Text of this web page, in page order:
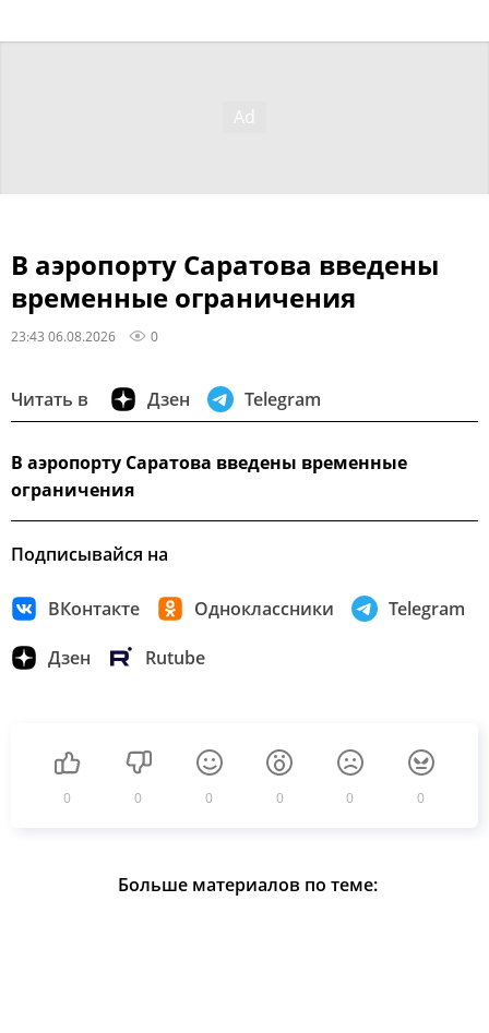
В аэропорту Саратова введены
временные ограничения
23:43 06.08.2026 0
Читать в Дзен Telegram
В аэропорту Саратова введены временные
ограничения
Подписывайся на
ВКонтакте Одноклассники Telegram
Дзен Rutube
0 0 0 0 0 0
Больше материалов по теме: